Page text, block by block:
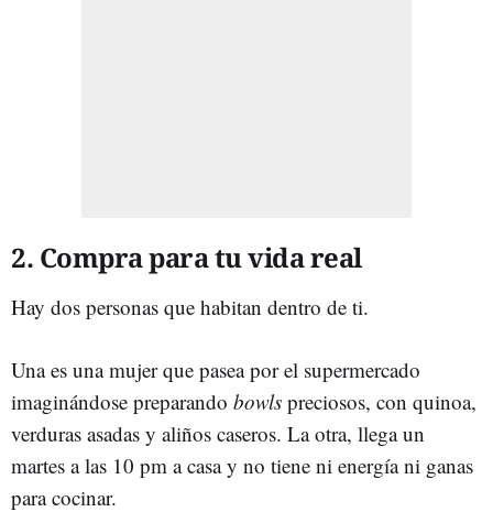
2. Compra para tu vida real
Hay dos personas que habitan dentro de ti.
Una es una mujer que pasea por el supermercado
imaginándose preparando bowls preciosos, con quinoa,
verduras asadas y aliños caseros. La otra, llega un
martes a las 10 pm a casa y no tiene ni energía ni ganas
para cocinar.